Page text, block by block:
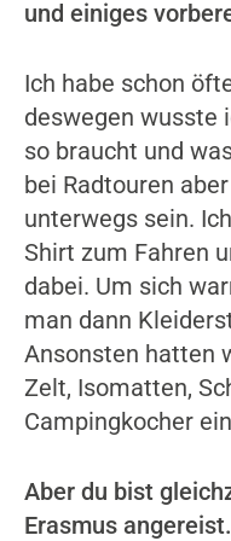
und einiges
Ich habe schon
deswegen wusste
so braucht und
bei Radtouren
unterwegs sein.
Shirt zum Fahren
dabei. Um sich
man dann
Ansonsten hatten
Zelt, Isomatten,
Campingkocher
Aber du bist
Erasmus